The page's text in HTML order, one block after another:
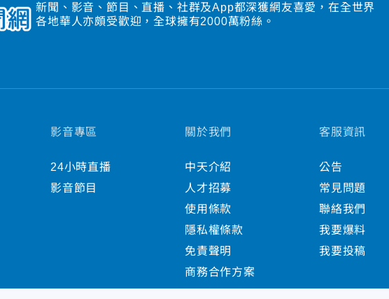
新聞、影音、節目、直播、社群及App都深獲網友喜愛，在全世界
各地華人亦頗受歡迎，全球擁有2000萬粉絲。
影音專區
24小時直播
影音節目
關於我們
中天介紹
人才招募
使用條款
隱私權條款
免責聲明
商務合作方案
客服資訊
公告
常見問題
聯絡我們
我要爆料
我要投稿